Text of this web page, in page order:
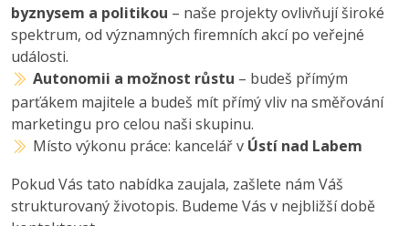
byznysem a politikou – naše projekty ovlivňují široké
spektrum, od významných firemních akcí po veřejné
události.
Autonomii a možnost růstu – budeš přímým
parťákem majitele a budeš mít přímý vliv na směřování
marketingu pro celou naši skupinu.
Místo výkonu práce: kancelář v Ústí nad Labem
Pokud Vás tato nabídka zaujala, zašlete nám Váš
strukturovaný životopis. Budeme Vás v nejbližší době